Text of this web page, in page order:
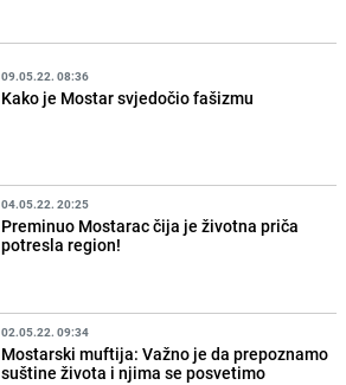
09.05.22. 08:36
Kako je Mostar svjedočio fašizmu
04.05.22. 20:25
Preminuo Mostarac čija je životna priča
potresla region!
02.05.22. 09:34
Mostarski muftija: Važno je da prepoznamo
suštine života i njima se posvetimo